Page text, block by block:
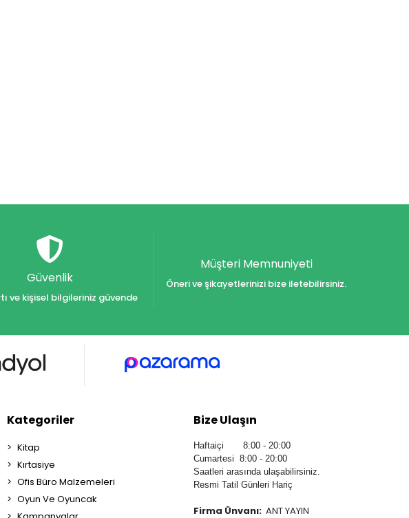
Güvenlik
ve kişisel bilgileriniz güvende
Müşteri Memnuniyeti
Öneri ve şikayetlerinizi bize iletebilirsiniz.
Kategoriler
Kitap
Kırtasiye
Ofis Büro Malzemeleri
Oyun Ve Oyuncak
Bize Ulaşın
Haftaiçi 8:00 - 20:00
Cumartesi 8:00 - 20:00
Saatleri arasında ulaşabilirsiniz.
Resmi Tatil Günleri Hariç
Firma Ünvanı: ANT YAYIN